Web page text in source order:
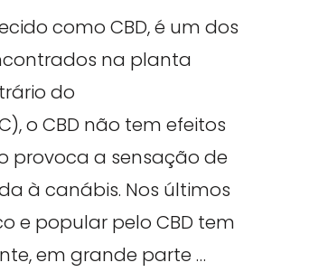
como CBD, é um dos
na planta
do
o CBD não tem efeitos
provoca a sensação de
à canábis. Nos últimos
e popular pelo CBD tem
em grande parte …